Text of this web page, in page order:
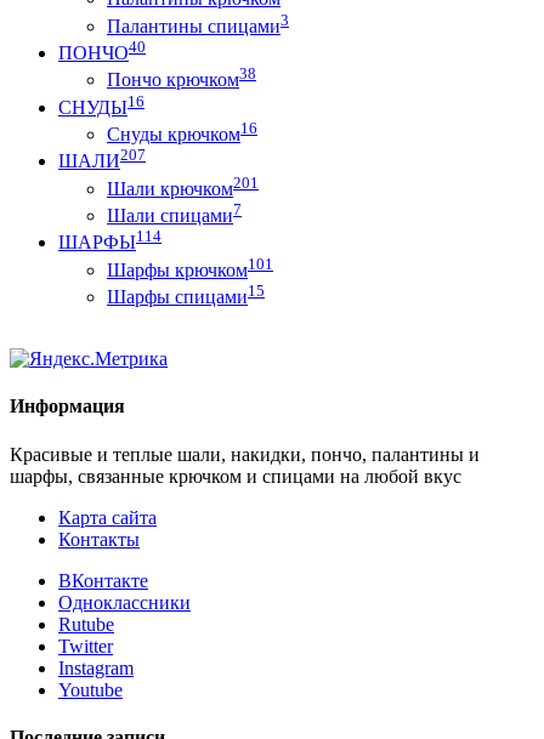
Палантины спицами3
ПОНЧО40
Пончо крючком38
СНУДЫ16
Снуды крючком16
ШАЛИ207
Шали крючком201
Шали спицами7
ШАРФЫ114
Шарфы крючком101
Шарфы спицами15
Информация
Красивые и теплые шали, накидки, пончо, палантины и
шарфы, связанные крючком и спицами на любой вкус
Карта сайта
Контакты
ВКонтакте
Одноклассники
Rutube
Twitter
Instagram
Youtube